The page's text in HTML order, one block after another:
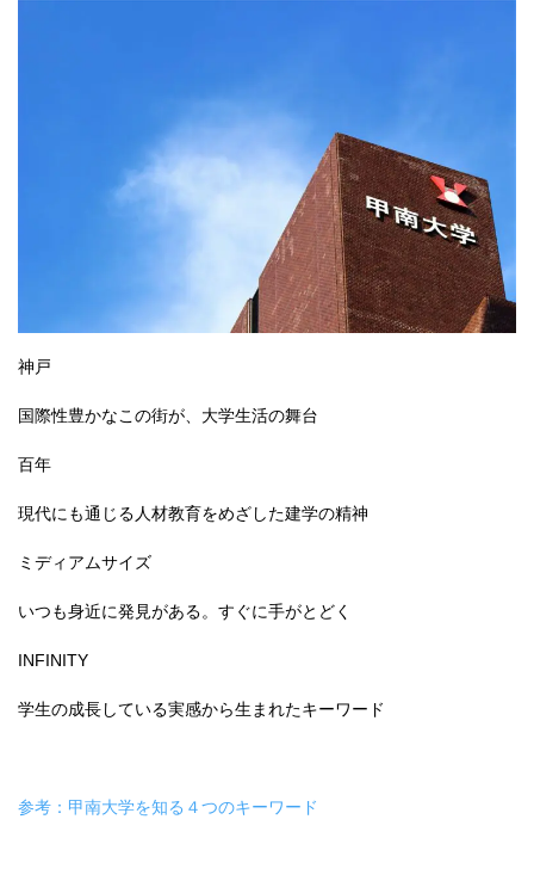
神戸
国際性豊かなこの街が、大学生活の舞台
百年
現代にも通じる人材教育をめざした建学の精神
ミディアムサイズ
いつも身近に発見がある。すぐに手がとどく
INFINITY
学生の成長している実感から生まれたキーワード
参考：甲南大学を知る４つのキーワード